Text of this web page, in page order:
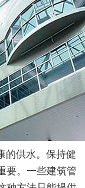
的供水。保持健
要。一些建筑管